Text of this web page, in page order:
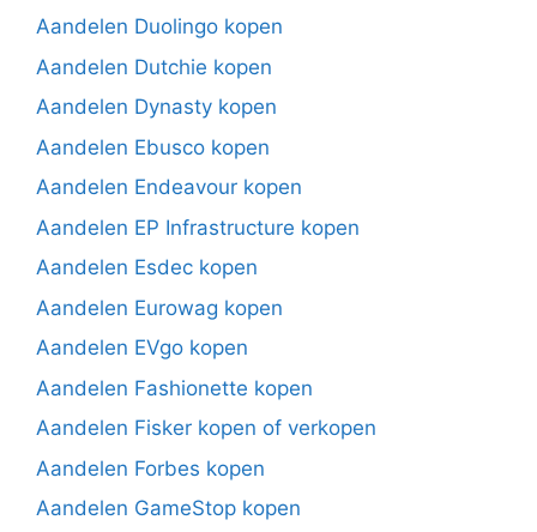
Aandelen Duolingo kopen
Aandelen Dutchie kopen
Aandelen Dynasty kopen
Aandelen Ebusco kopen
Aandelen Endeavour kopen
Aandelen EP Infrastructure kopen
Aandelen Esdec kopen
Aandelen Eurowag kopen
Aandelen EVgo kopen
Aandelen Fashionette kopen
Aandelen Fisker kopen of verkopen
Aandelen Forbes kopen
Aandelen GameStop kopen